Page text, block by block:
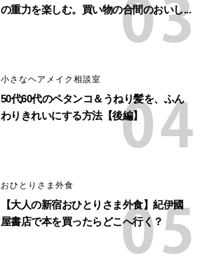
の重力を楽しむ。買い物の合間のおいし...
小さなヘアメイク相談室
50代60代のペタンコ＆うねり髪を、ふん
わりきれいにする方法【後編】
おひとりさま外食
【大人の新宿おひとりさま外食】紀伊國
屋書店で本を買ったらどこへ行く？